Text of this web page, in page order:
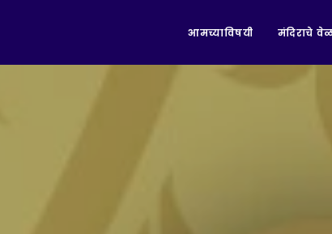
आमच्याविषयी मंदिराचे